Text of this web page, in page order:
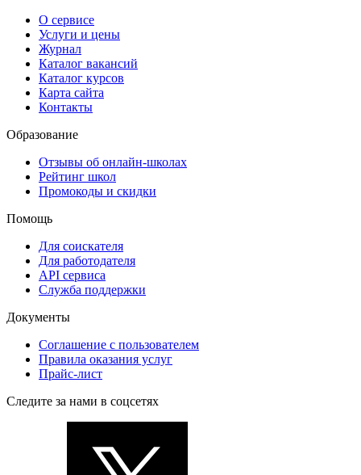
О сервисе
Услуги и цены
Журнал
Каталог вакансий
Каталог курсов
Карта сайта
Контакты
Образование
Отзывы об онлайн-школах
Рейтинг школ
Промокоды и скидки
Помощь
Для соискателя
Для работодателя
API сервиса
Служба поддержки
Документы
Соглашение с пользователем
Правила оказания услуг
Прайс-лист
Следите за нами в соцсетях